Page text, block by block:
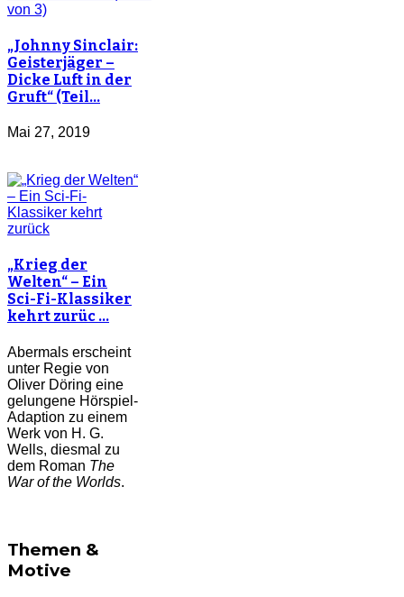
„Johnny Sinclair:
Geisterjäger –
Dicke Luft in der
Gruft“ (Teil…
Mai 27, 2019
„Krieg der
Welten“ – Ein
Sci-Fi-Klassiker
kehrt zurüc …
Abermals erscheint
unter Regie von
Oliver Döring eine
gelungene Hörspiel-
Adaption zu einem
Werk von H. G.
Wells, diesmal zu
dem Roman The
War of the Worlds.
Themen &
Motive